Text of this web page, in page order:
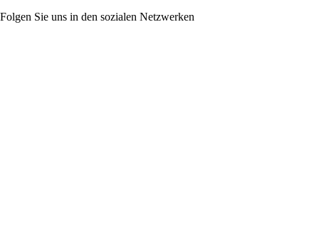
Folgen Sie uns in den sozialen Netzwerken